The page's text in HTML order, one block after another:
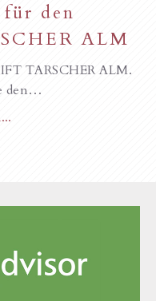
den
ALM
TARSCHER ALM.
den…